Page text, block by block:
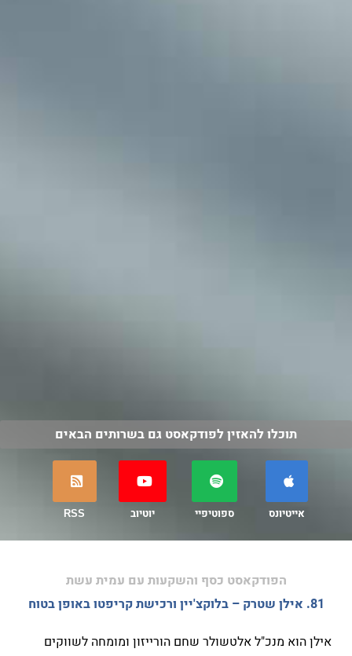
תוכלו להאזין לפודקאסט גם בשרותים הבאים
אייטיונס ספוטיפיי יוטיוב RSS
הפודקאסט כסף והשקעות עם עמית עשת
81. אילן שטרק – בלוקצ'יין ורכישת קריפטו באופן בטוח
אילן הוא מנכ"ל אלטשולר שחם הורייזון ומומחה לשווקים